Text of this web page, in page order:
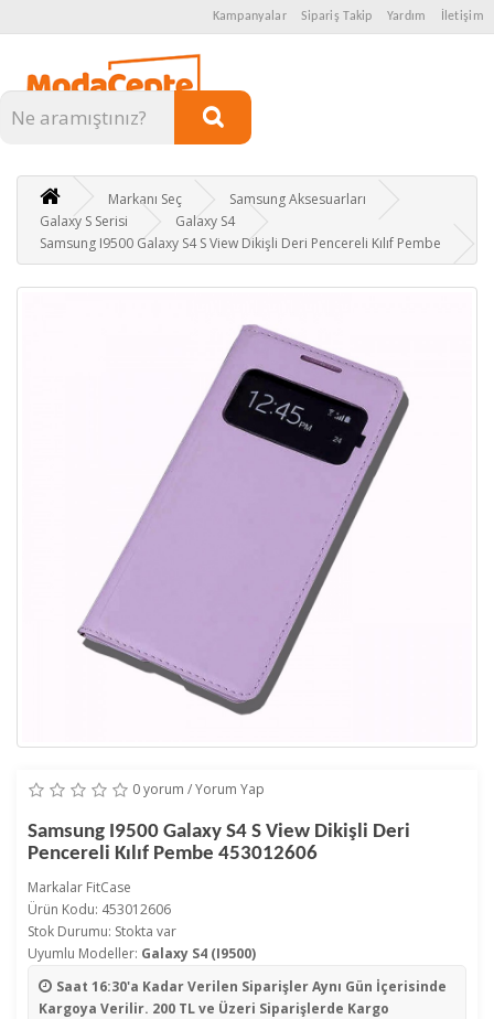
Kampanyalar Sipariş Takip Yardım İletişim
Kategoriler
Markanı Seç
Samsung Aksesuarları
Galaxy S Serisi
Galaxy S4
Samsung I9500 Galaxy S4 S View Dikişli Deri Pencereli Kılıf Pembe
0 yorum /Yorum Yap
Samsung I9500 Galaxy S4 S View Dikişli Deri
Pencereli Kılıf Pembe 453012606
Markalar FitCase
Ürün Kodu: 453012606
Stok Durumu: Stokta var
Uyumlu Modeller: Galaxy S4 (I9500)
Saat 16:30'a Kadar Verilen SiparişlerAynı Gün İçerisinde
Kargoya Verilir. 200 TL ve Üzeri Siparişlerde Kargo